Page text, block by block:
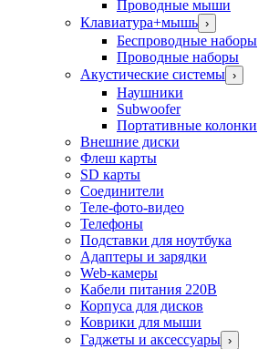
Проводные мыши
Клавиатура+мышь ›
Беспроводные наборы
Проводные наборы
Акустические системы ›
Наушники
Subwoofer
Портативные колонки
Внешние диски
Флеш карты
SD карты
Соединители
Теле-фото-видео
Телефоны
Подставки для ноутбука
Адаптеры и зарядки
Web-камеры
Кабели питания 220В
Корпуса для дисков
Коврики для мыши
Гаджеты и аксессуары ›